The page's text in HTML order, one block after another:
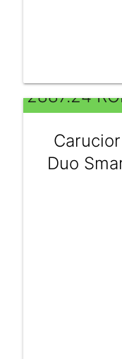
2887.24
Duo